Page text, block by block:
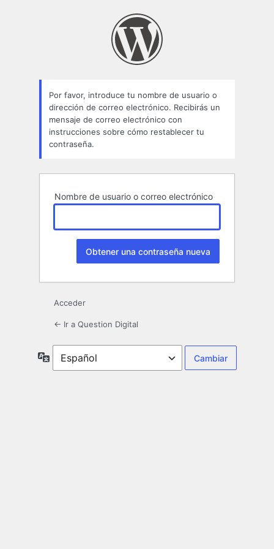
Por favor, introduce tu nombre de usuario o
dirección de correo electrónico. Recibirás un
mensaje de correo electrónico con
instrucciones sobre cómo restablecer tu
contraseña.
Nombre de usuario o correo electrónico
Acceder
← Ir a Question Digital
Idioma